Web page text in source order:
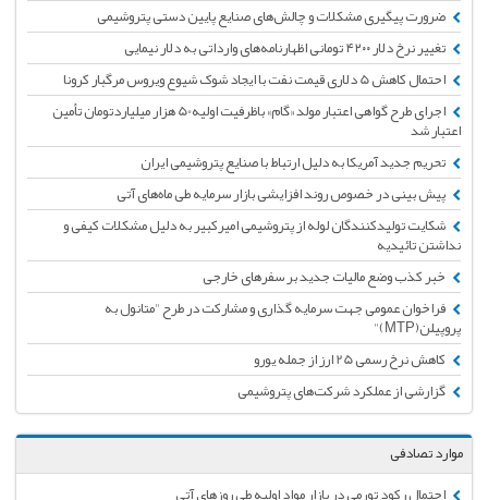
ضرورت پیگیری مشکلات و چالش‌های صنایع پایین دستی پتروشیمی
تغییر نرخ دلار ۴۲۰۰ تومانی اظهارنامه‌های وارداتی به دلار نیمایی
احتمال کاهش 5 دلاری قیمت نفت با ایجاد شوک شیوع ویروس مرگبار کرونا
اجرای طرح گواهی اعتبار مولد «گام» باظرفیت اولیه50 هزار میلیاردتومان تأمین
اعتبار شد
تحریم جدید آمریکا به دلیل ارتباط با صنایع پتروشیمی ایران
پیش بینی در خصوص روند افزایشی بازار سرمایه طی ماه‌های آتی
شکایت تولیدکنندگان لوله از پتروشیمی امیرکبیر به دلیل مشکلات کیفی و
نداشتن تائیدیه
خبر کذب وضع مالیات جدید بر سفرهای خارجی
فراخوان عمومی جهت سرمایه گذاری و مشارکت در طرح "متانول به
پروپیلن(MTP)"
کاهش نرخ رسمی 25 ارز از جمله یورو
گزارشی از عملکرد شرکت‌های پتروشیمی
موارد تصادفی
احتمال رکود تورمی در بازار مواد اولیه طی روزهای آتی